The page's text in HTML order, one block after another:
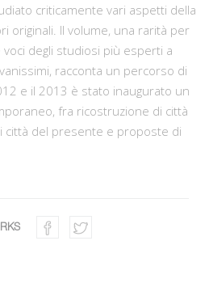
criticamente vari aspetti della
originali. Il volume, una rarità per
degli studiosi più esperti a
racconta un percorso di
e il 2013 è stato inaugurato un
fra ricostruzione di città
città del presente e proposte di